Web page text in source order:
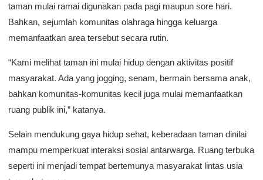
taman mulai ramai digunakan pada pagi maupun sore hari.
Bahkan, sejumlah komunitas olahraga hingga keluarga
memanfaatkan area tersebut secara rutin.
“Kami melihat taman ini mulai hidup dengan aktivitas positif
masyarakat. Ada yang jogging, senam, bermain bersama anak,
bahkan komunitas-komunitas kecil juga mulai memanfaatkan
ruang publik ini,” katanya.
Selain mendukung gaya hidup sehat, keberadaan taman dinilai
mampu memperkuat interaksi sosial antarwarga. Ruang terbuka
seperti ini menjadi tempat bertemunya masyarakat lintas usia